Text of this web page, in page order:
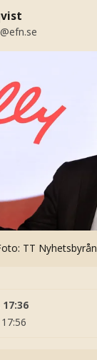
TT Nyhetsbyrån